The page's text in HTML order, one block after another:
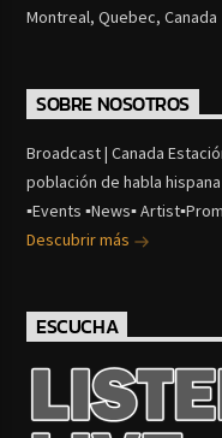
Montreal, Quebec, Canada
SOBRE NOSOTROS
Broadcast | Canada
población de habla
▪Events ▪News▪
Descubrir más
ESCUCHA